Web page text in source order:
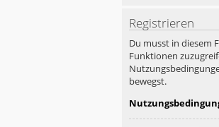
Registrieren
Du musst in diesem
Funktionen
bewegst.